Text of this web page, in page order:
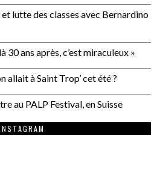
lutte des classes avec Bernardino
30 ans après, c’est miraculeux »
allait à Saint Trop’ cet été ?
au PALP Festival, en Suisse